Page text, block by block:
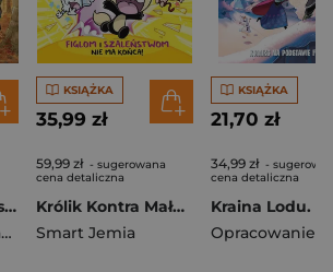
Strażnik lasu. Siostry Niezapominajki. Tom 8
Di Gregorio Giovanni
Alessandro Barbucci
KSIĄŻKA
35,99 zł
59,99 zł - sugerowana
cena detaliczna
Królik Kontra Małpa i superszybka Aj. Tom 4
Smart Jemia
KSIĄŻKA
21,70 zł
34,99 zł -
cena detaliczna